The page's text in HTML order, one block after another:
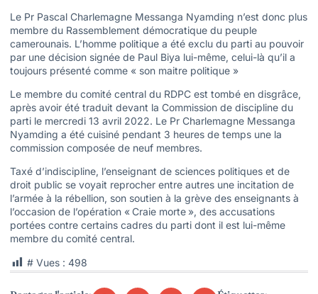
Le Pr Pascal Charlemagne Messanga Nyamding n’est donc plus
membre du Rassemblement démocratique du peuple
camerounais. L’homme politique a été exclu du parti au pouvoir
par une décision signée de Paul Biya lui-même, celui-là qu’il a
toujours présenté comme « son maitre politique »
Le membre du comité central du RDPC est tombé en disgrâce,
après avoir été traduit devant la Commission de discipline du
parti le mercredi 13 avril 2022. Le Pr Charlemagne Messanga
Nyamding a été cuisiné pendant 3 heures de temps une la
commission composée de neuf membres.
Taxé d’indiscipline, l’enseignant de sciences politiques et de
droit public se voyait reprocher entre autres une incitation de
l’armée à la rébellion, son soutien à la grève des enseignants à
l’occasion de l’opération « Craie morte », des accusations
portées contre certains cadres du parti dont il est lui-même
membre du comité central.
# Vues : 498